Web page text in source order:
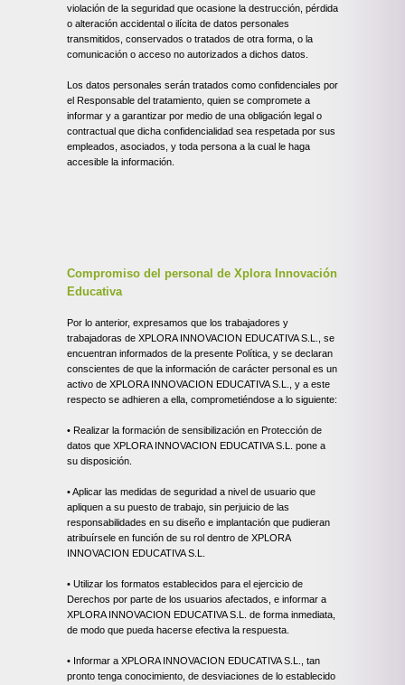
violación de la seguridad que ocasione la destrucción, pérdida
o alteración accidental o ilícita de datos personales
transmitidos, conservados o tratados de otra forma, o la
comunicación o acceso no autorizados a dichos datos.
Los datos personales serán tratados como confidenciales por
el Responsable del tratamiento, quien se compromete a
informar y a garantizar por medio de una obligación legal o
contractual que dicha confidencialidad sea respetada por sus
empleados, asociados, y toda persona a la cual le haga
accesible la información.
Compromiso del personal de Xplora Innovación
Educativa
Por lo anterior, expresamos que los trabajadores y
trabajadoras de XPLORA INNOVACION EDUCATIVA S.L., se
encuentran informados de la presente Política, y se declaran
conscientes de que la información de carácter personal es un
activo de XPLORA INNOVACION EDUCATIVA S.L., y a este
respecto se adhieren a ella, comprometiéndose a lo siguiente:
• Realizar la formación de sensibilización en Protección de
datos que XPLORA INNOVACION EDUCATIVA S.L. pone a
su disposición.
• Aplicar las medidas de seguridad a nivel de usuario que
apliquen a su puesto de trabajo, sin perjuicio de las
responsabilidades en su diseño e implantación que pudieran
atribuírsele en función de su rol dentro de XPLORA
INNOVACION EDUCATIVA S.L.
• Utilizar los formatos establecidos para el ejercicio de
Derechos por parte de los usuarios afectados, e informar a
XPLORA INNOVACION EDUCATIVA S.L. de forma inmediata,
de modo que pueda hacerse efectiva la respuesta.
• Informar a XPLORA INNOVACION EDUCATIVA S.L., tan
pronto tenga conocimiento, de desviaciones de lo establecido